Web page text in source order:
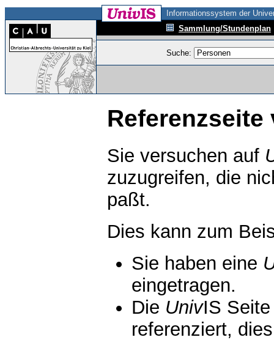
Informationssystem der
Sammlung/Stundenplan
Suche:
Referenzseite
Sie versuchen auf
zuzugreifen, die
paßt.
Dies kann zum
Sie haben eine
eingetragen.
Die UnivIS
referenziert,